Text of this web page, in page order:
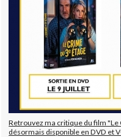
Retrouvez ma critique du film "Le
désormais disponible en DVD et